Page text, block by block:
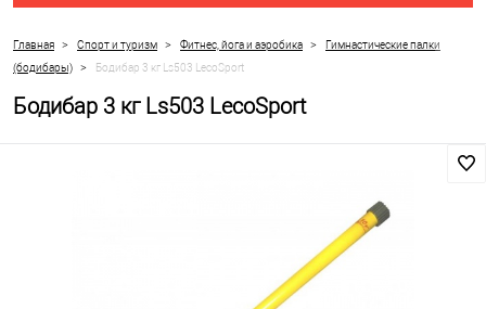
Главная > Спорт и туризм > Фитнес, йога и аэробика >
Гимнастические палки
(бодибары)
> Бодибар 3 кг Ls503 LecoSport
Бодибар 3 кг Ls503 LecoSport